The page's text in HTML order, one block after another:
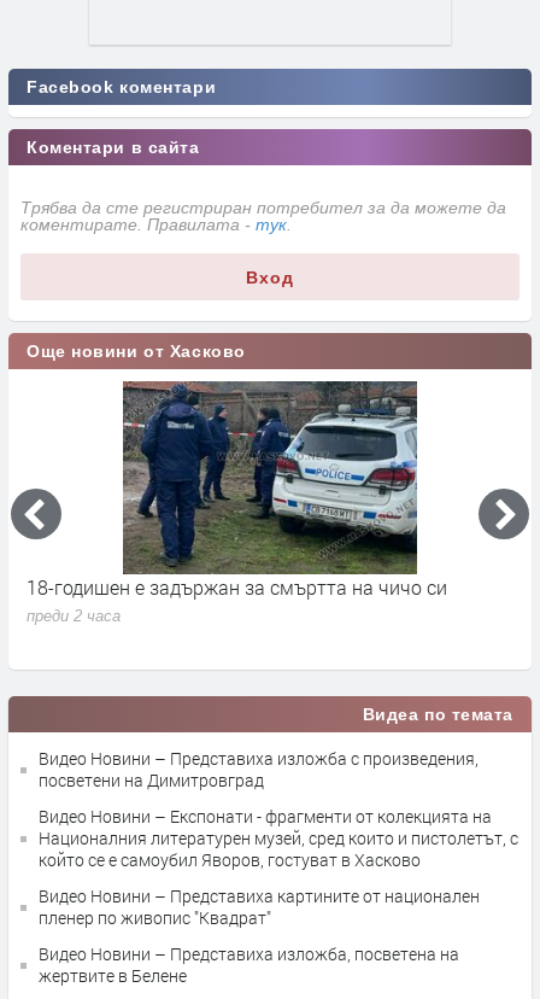
Facebook коментари
Коментари в сайта
Трябва да сте регистриран потребител за да можете да
коментирате. Правилата - тук
Вход
Още новини от Хасково
18-годишен е задържан за смъртта на чичо си
преди 2 часа
Видеа по темата
Видео Новини – Представиха изложба с произведения,
посветени на Димитровград
Видео Новини – Експонати - фрагменти от колекцията на
Националния литературен музей, сред които и пистолетът, с
който се е самоубил Яворов, гостуват в Хасково
Видео Новини – Представиха картините от национален
пленер по живопис "Квадрат"
Видео Новини – Представиха изложба, посветена на
жертвите в Белене